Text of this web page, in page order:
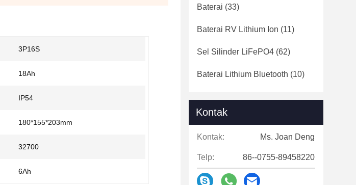
3P16S
18Ah
IP54
180*155*203mm
32700
6Ah
Baterai (33)
Baterai RV Lithium Ion (11)
Sel Silinder LiFePO4 (62)
Baterai Lithium Bluetooth (10)
Kontak
Kontak: Ms. Joan Deng
Telp: 86--0755-89458220